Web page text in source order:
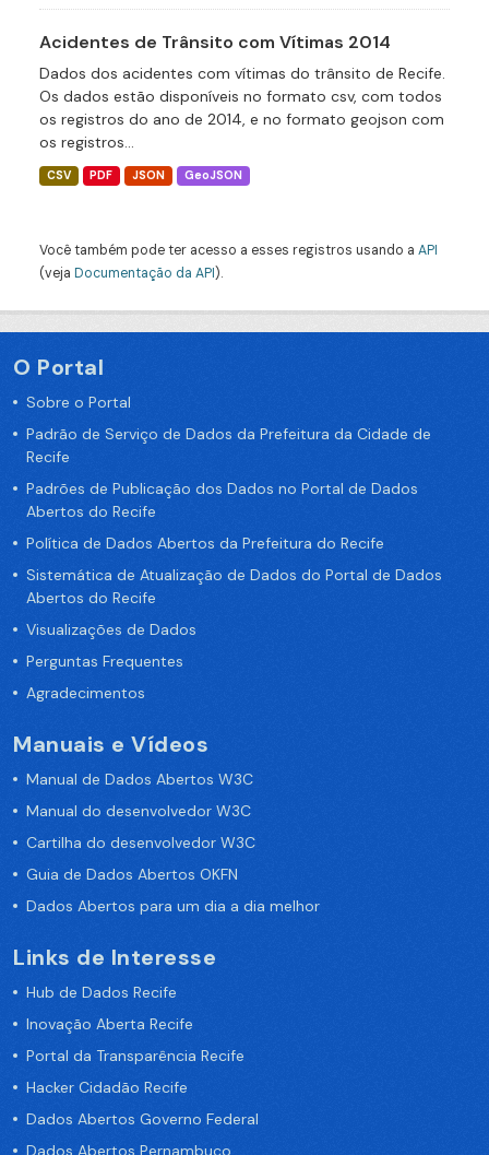
Acidentes de Trânsito com Vítimas 2014
Dados dos acidentes com vítimas do trânsito de Recife.
Os dados estão disponíveis no formato csv, com todos
os registros do ano de 2014, e no formato geojson com
os registros...
CSV PDF JSON GeoJSON
Você também pode ter acesso a esses registros usando a API
(veja Documentação da API).
O Portal
Sobre o Portal
Padrão de Serviço de Dados da Prefeitura da Cidade de
Recife
Padrões de Publicação dos Dados no Portal de Dados
Abertos do Recife
Política de Dados Abertos da Prefeitura do Recife
Sistemática de Atualização de Dados do Portal de Dados
Abertos do Recife
Visualizações de Dados
Perguntas Frequentes
Agradecimentos
Manuais e Vídeos
Manual de Dados Abertos W3C
Manual do desenvolvedor W3C
Cartilha do desenvolvedor W3C
Guia de Dados Abertos OKFN
Dados Abertos para um dia a dia melhor
Links de Interesse
Hub de Dados Recife
Inovação Aberta Recife
Portal da Transparência Recife
Hacker Cidadão Recife
Dados Abertos Governo Federal
Dados Abertos Pernambuco